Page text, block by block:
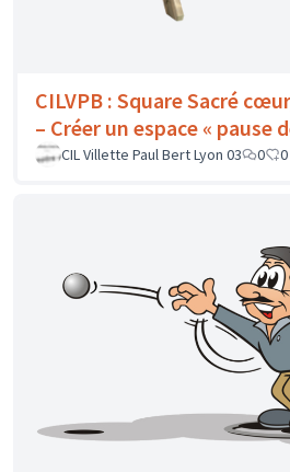
CILVPB : Square Sacré
– Créer un espace « pause
CIL Villette Paul Bert Lyon 03
0 0